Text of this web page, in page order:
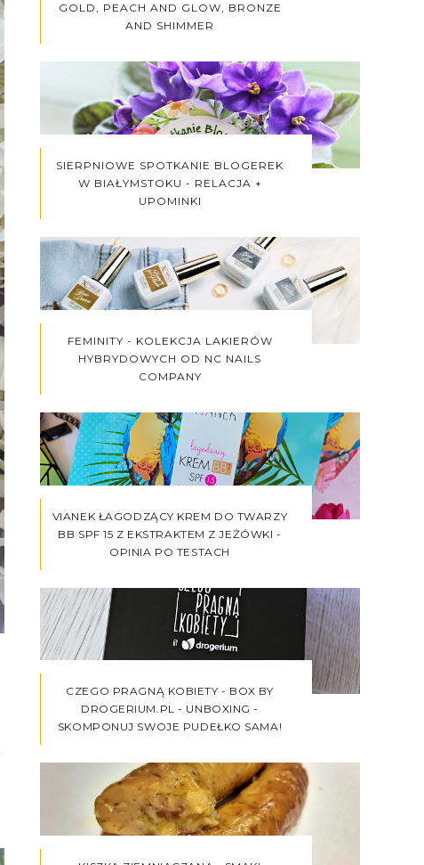
GOLD, PEACH AND GLOW, BRONZE
AND SHIMMER
SIERPNIOWE SPOTKANIE BLOGEREK
W BIAŁYMSTOKU - RELACJA +
UPOMINKI
FEMINITY - KOLEKCJA LAKIERÓW
HYBRYDOWYCH OD NC NAILS
COMPANY
VIANEK ŁAGODZĄCY KREM DO TWARZY
BB SPF 15 Z EKSTRAKTEM Z JEŻÓWKI -
OPINIA PO TESTACH
CZEGO PRAGNĄ KOBIETY - BOX BY
DROGERIUM.PL - UNBOXING -
SKOMPONUJ SWOJE PUDEŁKO SAMA!